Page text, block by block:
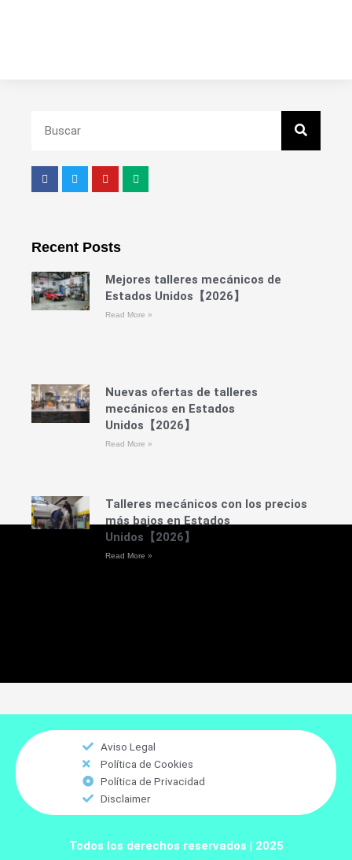
F
a
c
k
T
w
i
Y
o
u
M
e
d
Recent Posts
Mejores talleres mecánicos de
Estados Unidos【2026】
Read More »
Nuevas ofertas de talleres
mecánicos en Estados
Unidos【2026】
Read More »
Talleres mecánicos con los precios
más bajos en Estados
Unidos【2026】
Read More »
Aviso Legal
Política de Cookies
Política de Privacidad
Disclaimer
Todos los derechos reservados | 2025